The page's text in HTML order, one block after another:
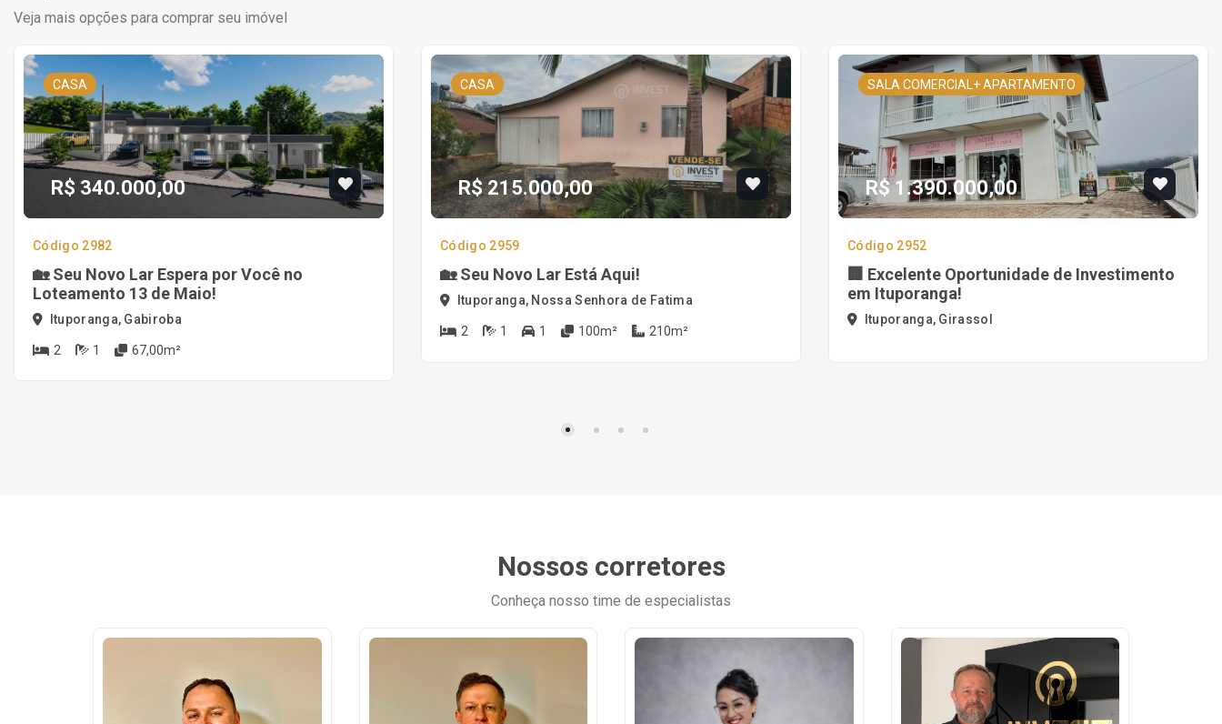
Veja mais opções para comprar seu imóvel
CASA
R$ 340.000,00
Código 2982
🏡 Seu Novo Lar Espera por Você no
Loteamento 13 de Maio!
Ituporanga, Gabiroba
2 1 67,00m²
CASA
R$ 215.000,00
Código 2959
🏡 Seu Novo Lar Está Aqui!
Ituporanga, Nossa Senhora de Fatima
2 1 1 100m² 210m²
SALA COMERCIAL+ APARTAMENTO
R$ 1.390.000,00
Código 2952
🏢 Excelente Oportunidade de Investimento
em Ituporanga!
Ituporanga, Girassol
Nossos corretores
Conheça nosso time de especialistas